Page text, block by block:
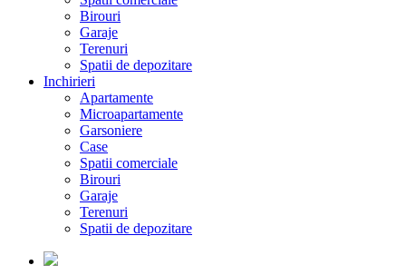
Birouri
Garaje
Terenuri
Spatii de depozitare
Inchirieri
Apartamente
Microapartamente
Garsoniere
Case
Spatii comerciale
Birouri
Garaje
Terenuri
Spatii de depozitare